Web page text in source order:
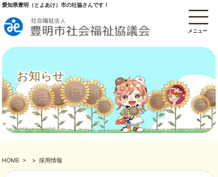
メニュー
愛知県豊明（とよあけ）市の社協さんです！
お知らせ
HOME > > 採用情報